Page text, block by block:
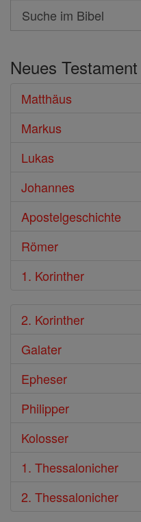
Search
Suche
Bibel
Neues Testament
Matthäus
Markus
Lukas
Johannes
Apostelgeschichte
Römer
1. Korinther
2. Korinther
Galater
Epheser
Philipper
Kolosser
1. Thessalonicher
2. Thessalonicher